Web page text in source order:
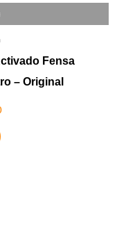
Fensa
– Original